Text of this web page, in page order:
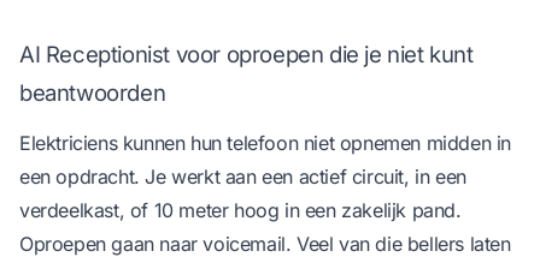
AI Receptionist voor oproepen die je niet kunt
beantwoorden
Elektriciens kunnen hun telefoon niet opnemen midden in
een opdracht. Je werkt aan een actief circuit, in een
verdeelkast, of 10 meter hoog in een zakelijk pand.
Oproepen gaan naar voicemail. Veel van die bellers laten